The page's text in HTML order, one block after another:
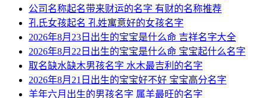
公司名称起名带来财运的名字 有财的名称推荐
孔氏女孩起名 孔姓寓意好的女孩名字
2026年8月23日出生的宝宝是什么命 吉祥名字大全
2026年8月22日出生的宝宝是什么命 宝宝起什么名字
取名缺水缺木男孩名字 水木最吉利的名字
2026年8月21日出生的宝宝好不好 宝宝高分名字
羊年六月出生的男孩名字 属羊最旺的名字